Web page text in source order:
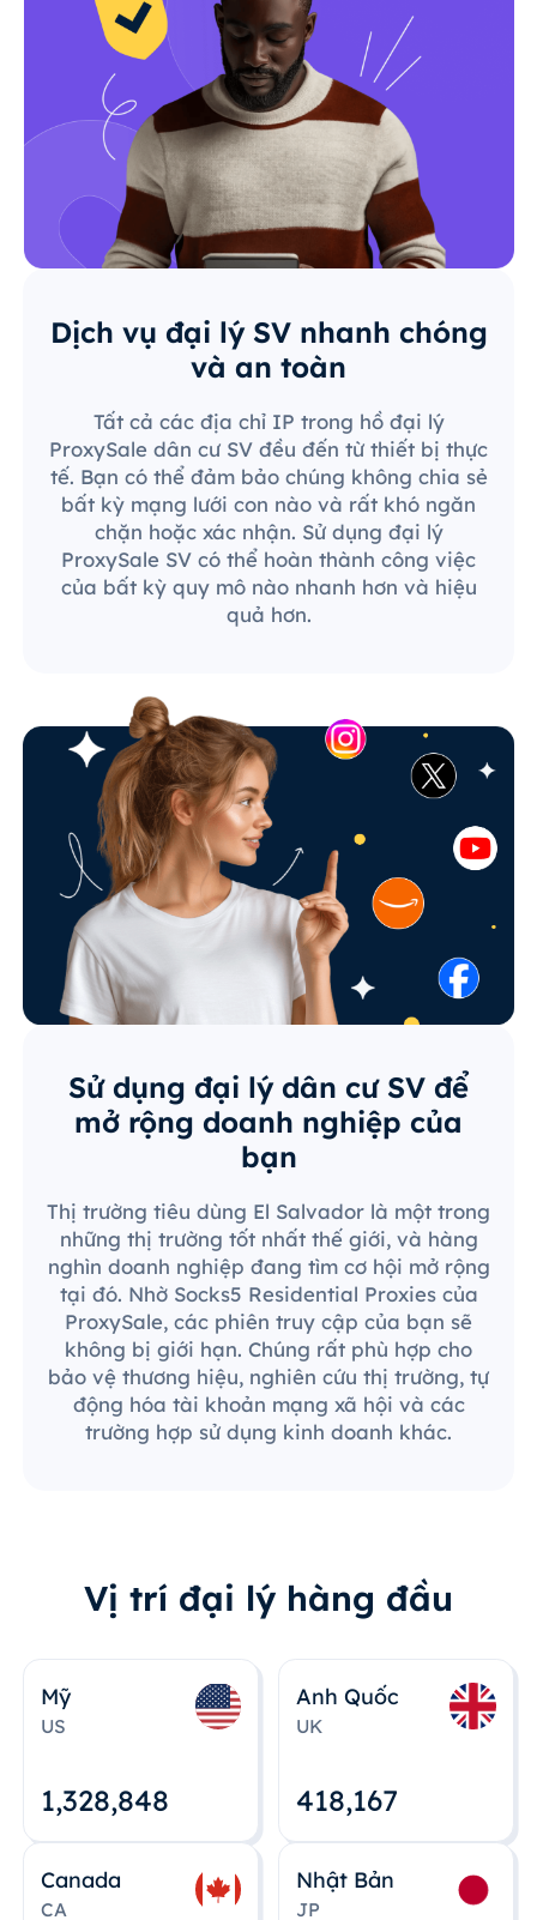
Dịch vụ đại lý SV nhanh chóng
và an toàn
Tất cả các địa chỉ IP trong hồ đại lý
ProxySale dân cư SV đều đến từ thiết bị thực
tế. Bạn có thể đảm bảo chúng không chia sẻ
bất kỳ mạng lưới con nào và rất khó ngăn
chặn hoặc xác nhận. Sử dụng đại lý
ProxySale SV có thể hoàn thành công việc
của bất kỳ quy mô nào nhanh hơn và hiệu
quả hơn.
Sử dụng đại lý dân cư SV để
mở rộng doanh nghiệp của
bạn
Thị trường tiêu dùng El Salvador là một trong
những thị trường tốt nhất thế giới, và hàng
nghìn doanh nghiệp đang tìm cơ hội mở rộng
tại đó. Nhờ Socks5 Residential Proxies của
ProxySale, các phiên truy cập của bạn sẽ
không bị giới hạn. Chúng rất phù hợp cho
bảo vệ thương hiệu, nghiên cứu thị trường, tự
động hóa tài khoản mạng xã hội và các
trường hợp sử dụng kinh doanh khác.
Vị trí đại lý hàng đầu
Mỹ
US
1,328,848
Anh Quốc
UK
418,167
Canada
CA
Nhật Bản
JP